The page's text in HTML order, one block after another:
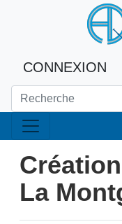
CONNEXION
La